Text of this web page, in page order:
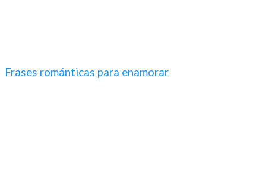
Frases románticas para enamorar